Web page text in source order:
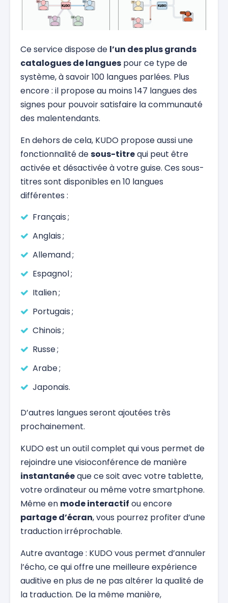
Ce service dispose de l’un des plus grands
catalogues de langues pour ce type de
système, à savoir 100 langues parlées. Plus
encore : il propose au moins 147 langues des
signes pour pouvoir satisfaire la communauté
des malentendants.
En dehors de cela, KUDO propose aussi une
fonctionnalité desous-titrequi peut être
activée et désactivée à votre guise. Ces sous-
titres sont disponibles en 10 langues
différentes :
Français ;
Anglais ;
Allemand ;
Espagnol ;
Italien ;
Portugais ;
Chinois ;
Russe ;
Arabe ;
Japonais.
D’autres langues seront ajoutées très
prochainement.
KUDO est un outil complet qui vous permet de
rejoindre une visioconférence de manière
instantanéeque ce soit avec votre tablette,
votre ordinateur ou même votre smartphone.
Même en mode interactif ou encore
partage d’écran, vous pourrez profiter d’une
traduction irréprochable.
Autre avantage : KUDO vous permet d’annuler
l’écho, ce qui offre une meilleure expérience
auditive en plus de ne pas altérer la qualité de
la traduction. De la même manière,